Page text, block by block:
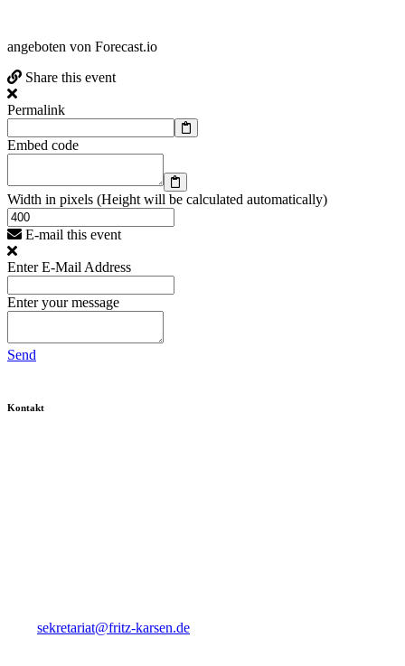
angeboten von Forecast.io
Share this event
Permalink
Embed code
Width in pixels (Height will be calculated automatically)
E-mail this event
Enter E-Mail Address
Enter your message
Send
Kontakt
sekretariat@fritz-karsen.de